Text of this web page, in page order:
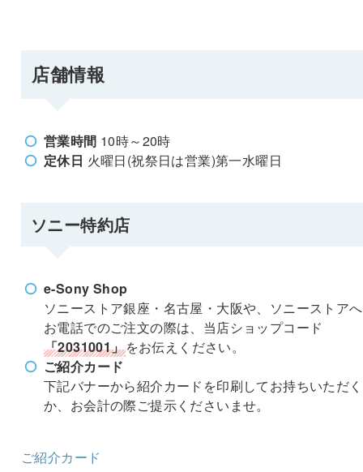
店舗情報
営業時間 10時～20時
定休日 火曜日(祝祭日は営業)第一水曜日
ソニー特約店
e-Sony Shop
ソニーストア銀座・名古屋・大阪や、ソニーストア
お電話でのご注文の際は、当店ショップコード
「2031001」をお伝えください。
ご紹介カード
下記バナーから紹介カードを印刷してお持ちいただく
か、お会計の際ご提示くださいませ。
ご紹介カード